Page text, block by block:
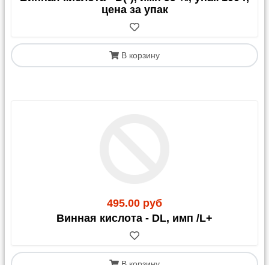
цена за упак
В корзину
495.00 руб
Винная кислота - DL, имп /L+